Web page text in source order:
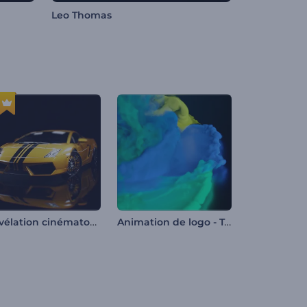
Leo Thomas
Révélation cinématographique de la voiture Animation de logo - Tourbillon de fumée